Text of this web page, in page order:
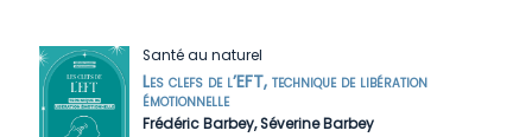
Santé au naturel
Les clefs de l’EFT, technique de libération
émotionnelle
Frédéric Barbey,Séverine Barbey